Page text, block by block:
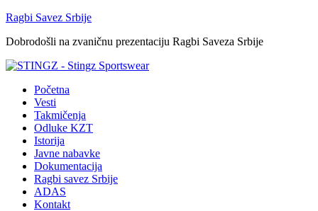
Ragbi Savez Srbije
Dobrodošli na zvaničnu prezentaciju Ragbi Saveza Srbije
Početna
Vesti
Takmičenja
Odluke KZT
Istorija
Javne nabavke
Dokumentacija
Ragbi savez Srbije
ADAS
Kontakt